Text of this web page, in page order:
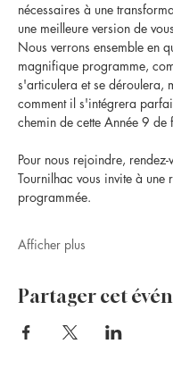
nécessaires à une
une meilleure version de
Nous verrons ensemble en
magnifique programme,
s'articulera et se déroulera,
comment il s'intégrera
chemin de cette Année 9 de
Pour nous rejoindre, rendez-
Tournilhac vous invite à une
programmée.
Afficher plus
Partager cet